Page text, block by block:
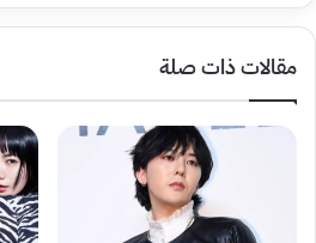
مقالات ذات صلة